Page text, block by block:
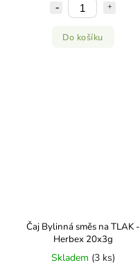
Do košíku
Čaj Bylinná směs na TLAK -
Herbex 20x3g
Skladem (3 ks)